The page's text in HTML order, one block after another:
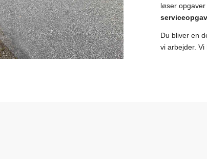
løser
Du bliver en
vi arbejder. Vi